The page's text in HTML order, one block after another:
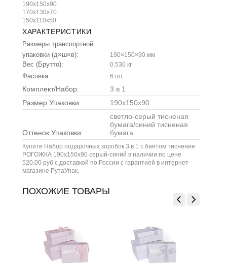
190х150х90
170х130х70
150х110х50
ХАРАКТЕРИСТИКИ
Размеры транспортной
упаковки (д×ш×в):
190×150×90 мм
Вес (Брутто): 0.530 кг
Фасовка: 6 шт
Комплект/Набор:
3 в 1
Размер Упаковки:
190х150х90
Оттенок Упаковки:
светло-серый тисненая
бумага/синий тисненая
бумага
Купите Набор подарочных коробок 3 в 1 с бантом тиснение
РОГОЖКА 190х150х90 серый-синий в наличии по цене
520.00 руб с доставкой по России с гарантией в интернет-
магазине РутаУпак.
ПОХОЖИЕ ТОВАРЫ